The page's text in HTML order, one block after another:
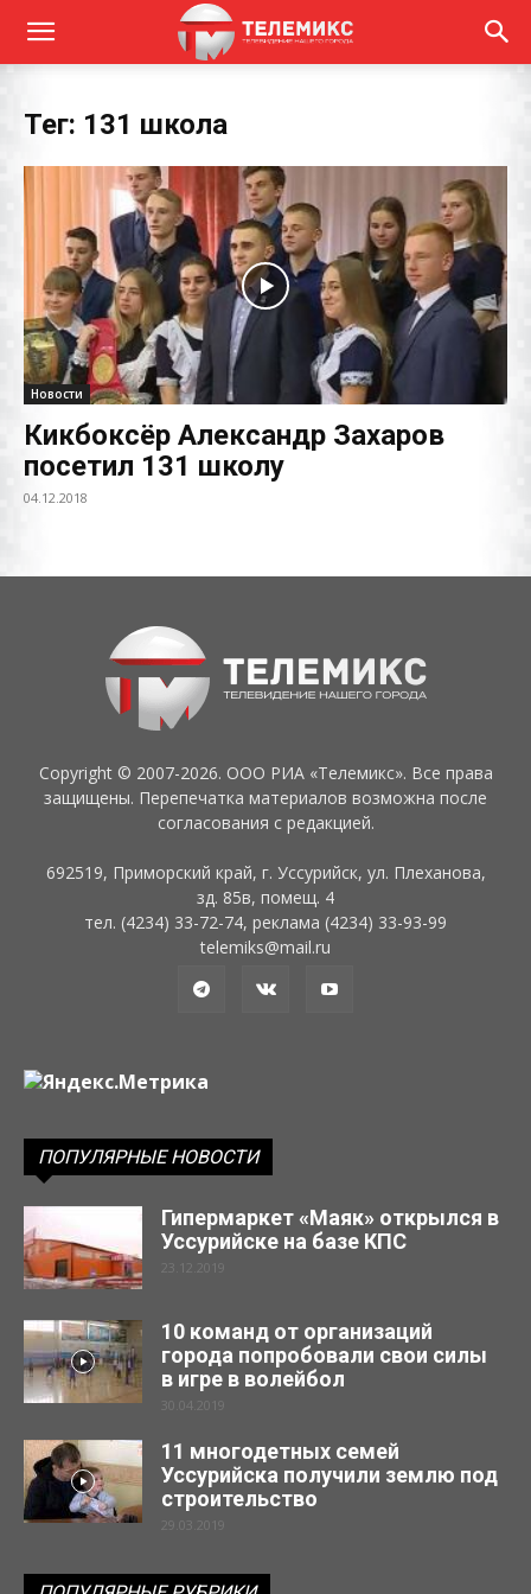
Тег: 131 школа
Новости
Кикбоксёр Александр Захаров
посетил 131 школу
04.12.2018
Copyright © 2007-2026. ООО РИА «Телемикс». Все права
защищены. Перепечатка материалов возможна после
согласования с редакцией.
692519, Приморский край, г. Уссурийск, ул. Плеханова,
зд. 85в, помещ. 4
тел. (4234) 33-72-74, реклама (4234) 33-93-99
telemiks@mail.ru
ПОПУЛЯРНЫЕ НОВОСТИ
Гипермаркет «Маяк» открылся в
Уссурийске на базе КПС
23.12.2019
10 команд от организаций
города попробовали свои силы
в игре в волейбол
30.04.2019
11 многодетных семей
Уссурийска получили землю под
строительство
29.03.2019